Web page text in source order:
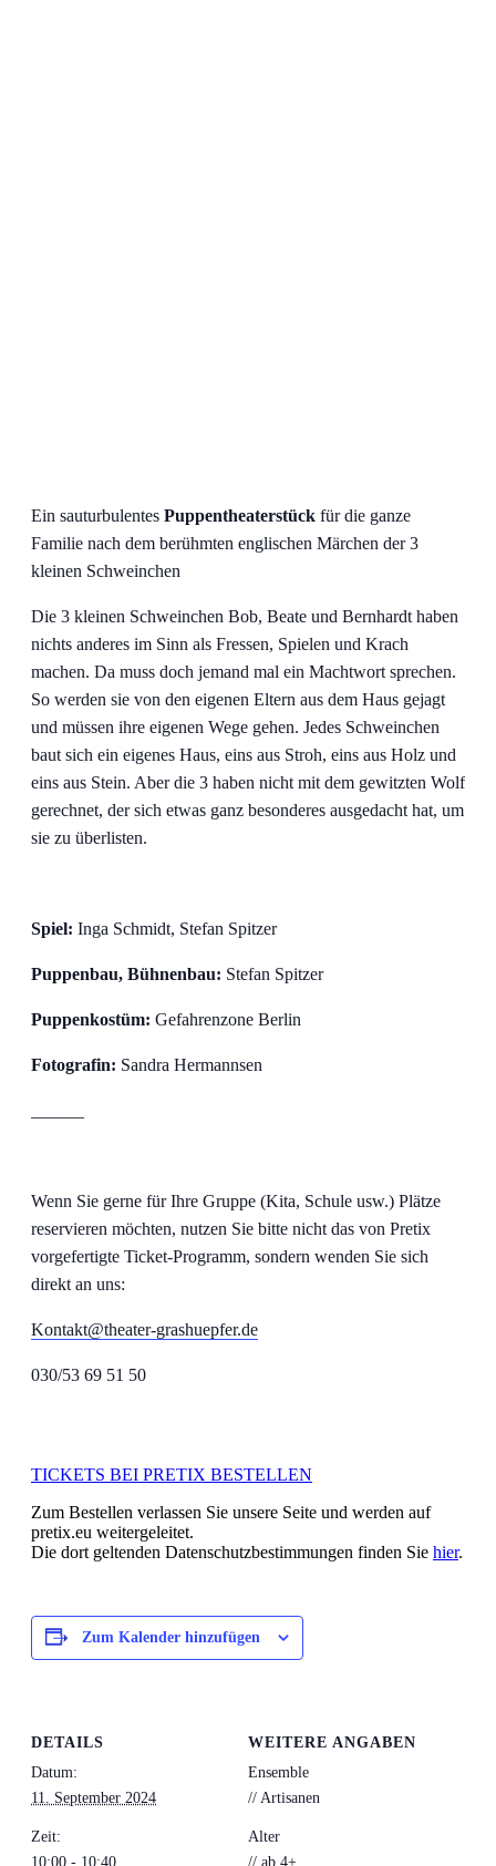
Ein sauturbulentes Puppentheaterstück für die ganze
Familie nach dem berühmten englischen Märchen der 3
kleinen Schweinchen
Die 3 kleinen Schweinchen Bob, Beate und Bernhardt haben
nichts anderes im Sinn als Fressen, Spielen und Krach
machen. Da muss doch jemand mal ein Machtwort sprechen.
So werden sie von den eigenen Eltern aus dem Haus gejagt
und müssen ihre eigenen Wege gehen. Jedes Schweinchen
baut sich ein eigenes Haus, eins aus Stroh, eins aus Holz und
eins aus Stein. Aber die 3 haben nicht mit dem gewitzten Wolf
gerechnet, der sich etwas ganz besonderes ausgedacht hat, um
sie zu überlisten.
Spiel: Inga Schmidt, Stefan Spitzer
Puppenbau, Bühnenbau: Stefan Spitzer
Puppenkostüm: Gefahrenzone Berlin
Fotografin: Sandra Hermannsen
Wenn Sie gerne für Ihre Gruppe (Kita, Schule usw.) Plätze
reservieren möchten, nutzen Sie bitte nicht das von Pretix
vorgefertigte Ticket-Programm, sondern wenden Sie sich
direkt an uns:
Kontakt@theater-grashuepfer.de
030/53 69 51 50
TICKETS BEI PRETIX BESTELLEN
Zum Bestellen verlassen Sie unsere Seite und werden auf
pretix.eu weitergeleitet.
Die dort geltenden Datenschutzbestimmungen finden Sie hier.
Zum Kalender hinzufügen
DETAILS
Datum:
11. September 2024
Zeit:
10:00 - 10:40
WEITERE ANGABEN
Ensemble
// Artisanen
Alter
// ab 4+